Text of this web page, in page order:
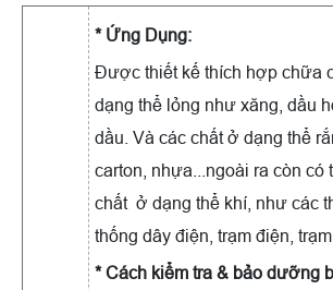
* Ứng Dụng:
Được thiết kế thích hợp chữa
dạng thể lỏng như xăng, dầu
dầu. Và các chất ở dạng thể
carton, nhựa...ngoài ra còn có
chất ở dạng thể khí, như các
thống dây điện, trạm điện, trạm
* Cách kiểm tra & bảo dưỡng